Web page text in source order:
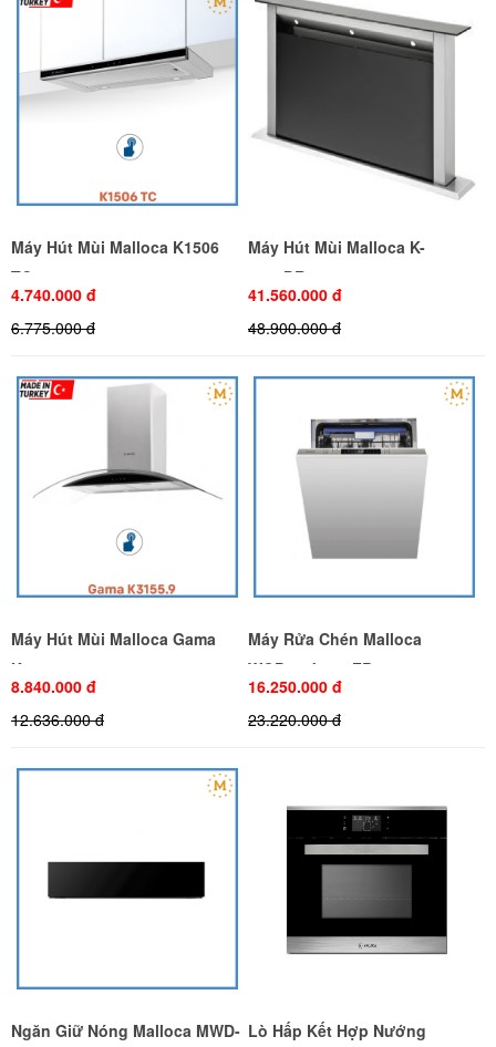
Máy Hút Mùi Malloca K1506
TC
4.740.000 đ
6.775.000 đ
Máy Hút Mùi Malloca K-
3410DR
41.560.000 đ
48.900.000 đ
Máy Hút Mùi Malloca Gama
K3155.9
8.840.000 đ
12.636.000 đ
Máy Rửa Chén Malloca
WQP12-J7713FB
16.250.000 đ
23.220.000 đ
Ngăn Giữ Nóng Malloca MWD- Lò Hấp Kết Hợp Nướng